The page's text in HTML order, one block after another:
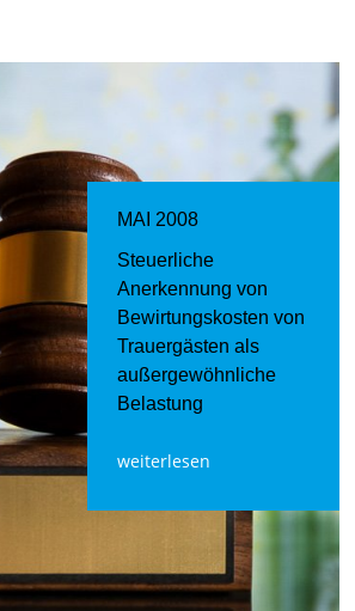
MAI 2008
Steuerliche
Anerkennung von
Bewirtungskosten von
Trauergästen als
außergewöhnliche
Belastung
weiterlesen